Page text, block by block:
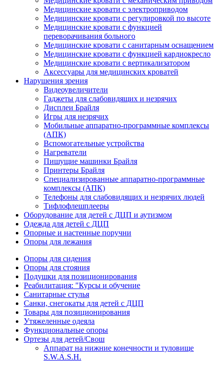
Медицинские кровати с электроприводом
Медицинские кровати с регулировкой по высоте
Медицинские кровати с функцией
переворачивания больного
Медицинские кровати с санитарным оснащением
Медицинские кровати с функцией кардиокресло
Медицинские кровати с вертикализатором
Аксессуары для медицинских кроватей
Нарушения зрения
Видеоувеличители
Гаджеты для слабовидящих и незрячих
Дисплеи Брайля
Игры для незрячих
Мобильные аппаратно-программные комплексы
(АПК)
Вспомогательные устройства
Нагреватели
Пишущие машинки Брайля
Принтеры Брайля
Специализированные аппаратно-программные
комплексы (АПК)
Телефоны для слабовидящих и незрячих людей
Тифлофлешплееры
Оборудование для детей с ДЦП и аутизмом
Одежда для детей с ДЦП
Опорные и настенные поручни
Опоры для лежания
Опоры для сидения
Опоры для стояния
Подушки для позиционирования
Реабилитация: "Курсы и обучение
Санитарные стулья
Санки, снегокаты для детей с ДЦП
Товары для позиционирования
Утяжеленные одеяла
Функциональные опоры
Ортезы для детей/Свош
Аппарат на нижние конечности и туловище
S.W.A.S.H.